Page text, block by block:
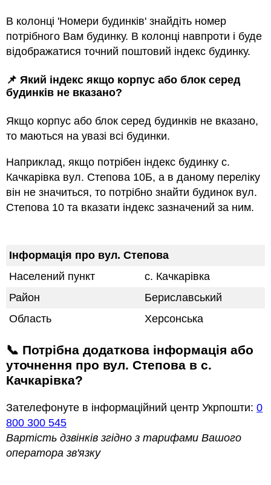
В колонці 'Номери будинків' знайдіть номер
потрібного Вам будинку. В колонці навпроти і буде
відображатися точний поштовий індекс будинку.
📌 Який індекс якщо корпус або блок серед
будинкiв не вказано?
Якщо корпус або блок серед будинкiв не вказано,
то маються на увазi всi будинки.
Наприклад, якщо потрiбен індекс будинку с.
Качкарівка вул. Степова 10Б, а в даному переліку
він не значиться, то потрібно знайти будинок вул.
Степова 10 та вказати індекс зазначений за ним.
Інформація про вул. Степова
Населений пункт
с. Качкарівка
Район
Бериславський
Область
Херсонська
📞 Потрібна додаткова інформація або
уточнення про вул. Степова в с.
Качкарівка?
Зателефонуте в інформаційний центр Укрпошти: 0
800 300 545
Вартість дзвінків згідно з тарифами Вашого
оператора зв'язку